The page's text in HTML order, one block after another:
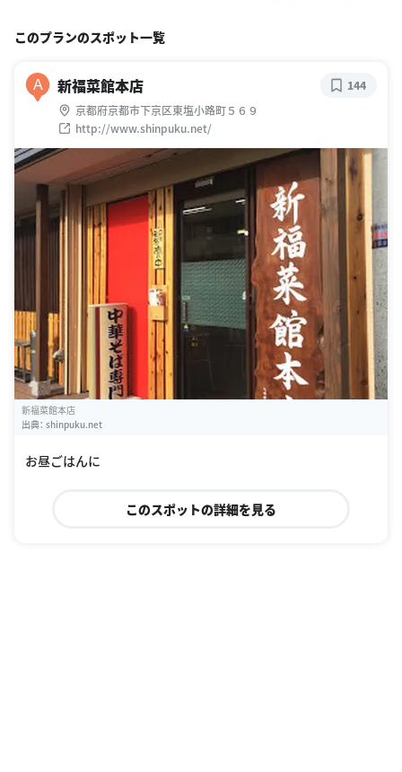
このプランのスポット一覧
A 新福菜館本店
京都府京都市下京区東塩小路町５６９
http://www.shinpuku.net/
144
新福菜館本店
出典： shinpuku.net
お昼ごはんに
このスポットの詳細を見る